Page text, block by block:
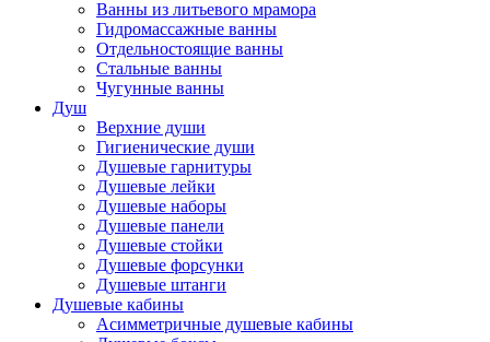
Ванны из литьевого мрамора
Гидромассажные ванны
Отдельностоящие ванны
Стальные ванны
Чугунные ванны
Душ
Верхние души
Гигиенические души
Душевые гарнитуры
Душевые лейки
Душевые наборы
Душевые панели
Душевые стойки
Душевые форсунки
Душевые штанги
Душевые кабины
Асимметричные душевые кабины